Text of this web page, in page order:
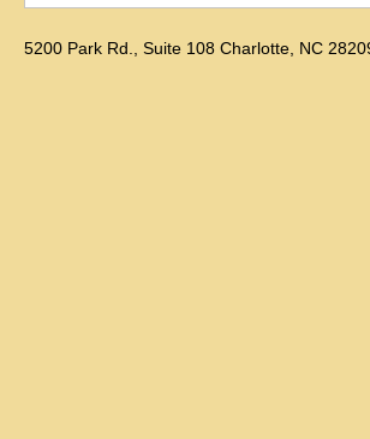
5200 Park Rd., Suite 108 Charlotte, NC